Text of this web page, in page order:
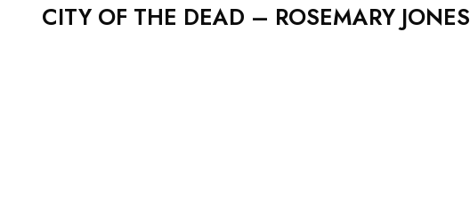
CITY OF THE DEAD – ROSEMARY JONES